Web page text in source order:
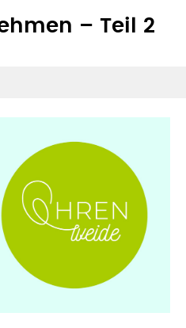
– Teil 2